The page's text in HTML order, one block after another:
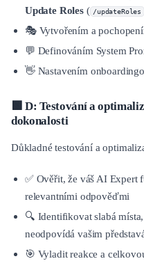
Update Roles ( /updateRoles
🎭 Vytvořením a
💬 Definováním System
👋 Nastavením
🟩 D: Testování a
dokonalosti
Důkladné testování a
✅ Ověřit, že váš AI Expert
relevantními odpověďmi
🔍 Identifikovat slabá
neodpovídá vašim
🎯 Vyladit reakce a